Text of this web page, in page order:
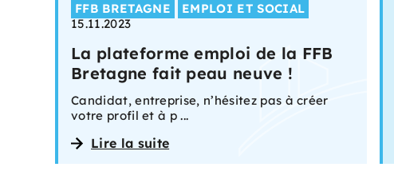
FFB BRETAGNE
EMPLOI ET SOCIAL
15.11.2023
La plateforme emploi de la FFB
Bretagne fait peau neuve !
Candidat, entreprise, n’hésitez pas à créer
votre profil et à p ...
Lire la suite